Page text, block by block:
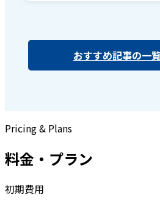
おすすめ記事の一
Pricing & Plans
料金・プラン
初期費用